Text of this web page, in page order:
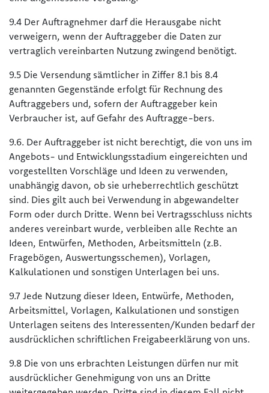
9.4 Der Auftragnehmer darf die Herausgabe nicht
verweigern, wenn der Auftraggeber die Daten zur
vertraglich vereinbarten Nutzung zwingend benötigt.
9.5 Die Versendung sämtlicher in Ziffer 8.1 bis 8.4
genannten Gegenstände erfolgt für Rechnung des
Auftraggebers und, sofern der Auftraggeber kein
Verbraucher ist, auf Gefahr des Auftragge-bers.
9.6. Der Auftraggeber ist nicht berechtigt, die von uns im
Angebots- und Entwicklungsstadium eingereichten und
vorgestellten Vorschläge und Ideen zu verwenden,
unabhängig davon, ob sie urheberrechtlich geschützt
sind. Dies gilt auch bei Verwendung in abgewandelter
Form oder durch Dritte. Wenn bei Vertragsschluss nichts
anderes vereinbart wurde, verbleiben alle Rechte an
Ideen, Entwürfen, Methoden, Arbeitsmitteln (z.B.
Fragebögen, Auswertungsschemen), Vorlagen,
Kalkulationen und sonstigen Unterlagen bei uns.
9.7 Jede Nutzung dieser Ideen, Entwürfe, Methoden,
Arbeitsmittel, Vorlagen, Kalkulationen und sonstigen
Unterlagen seitens des Interessenten/Kunden bedarf der
ausdrücklichen schriftlichen Freigabeerklärung von uns.
9.8 Die von uns erbrachten Leistungen dürfen nur mit
ausdrücklicher Genehmigung von uns an Dritte